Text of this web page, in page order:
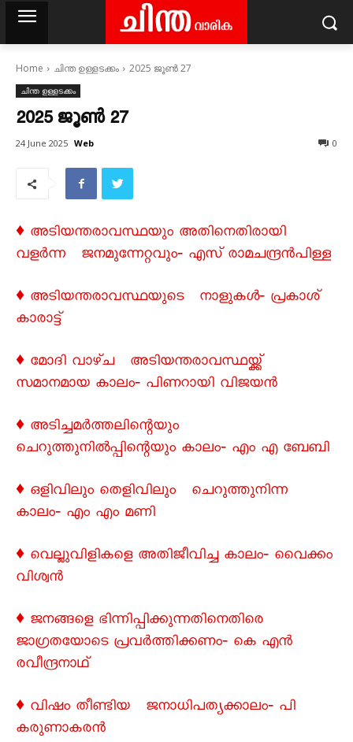
Home ചിന്ത ഉള്ളടക്കം 2025 ജൂൺ 27
ചിന്ത ഉള്ളടക്കം
2025 ജൂൺ 27
24 June 2025 Web 0
♦ അടിയന്തരാവസ്ഥയും അതിനെതിരായി
വളര്‍ന്ന ജനമുന്നേറ്റവും‐ എസ് രാമചന്ദ്രന്‍പിള്ള
♦ അടിയന്തരാവസ്ഥയുടെ നാളുകൾ‐ പ്രകാശ്
കാരാട്ട്
♦ മോദി വാഴ്ച അടിയന്തരാവസ്ഥയ്ക്ക്
സമാനമായ കാലം‐ പിണറായി വിജയൻ
♦ അടിച്ചമർത്തലിന്റെയും
ചെറുത്തുനിൽപ്പിന്റെയും കാലം‐ എം എ ബേബി
♦ ഒളിവിലും തെളിവിലും ചെറുത്തുനിന്ന
കാലം‐ എം എം മണി
♦ വെല്ലുവിളികളെ അതിജീവിച്ച കാലം‐ വെെക്കം
വിശ്വന്‍
♦ ജനങ്ങളെ ഭിന്നിപ്പിക്കുന്നതിനെതിരെ
ജാഗ്രതയോടെ പ്രവർത്തിക്കണം‐ കെ എൻ
രവീന്ദ്രനാഥ്
♦ വിഷം തീണ്ടിയ ജനാധിപത്യക്കാലം‐ പി
കരുണാകരൻ